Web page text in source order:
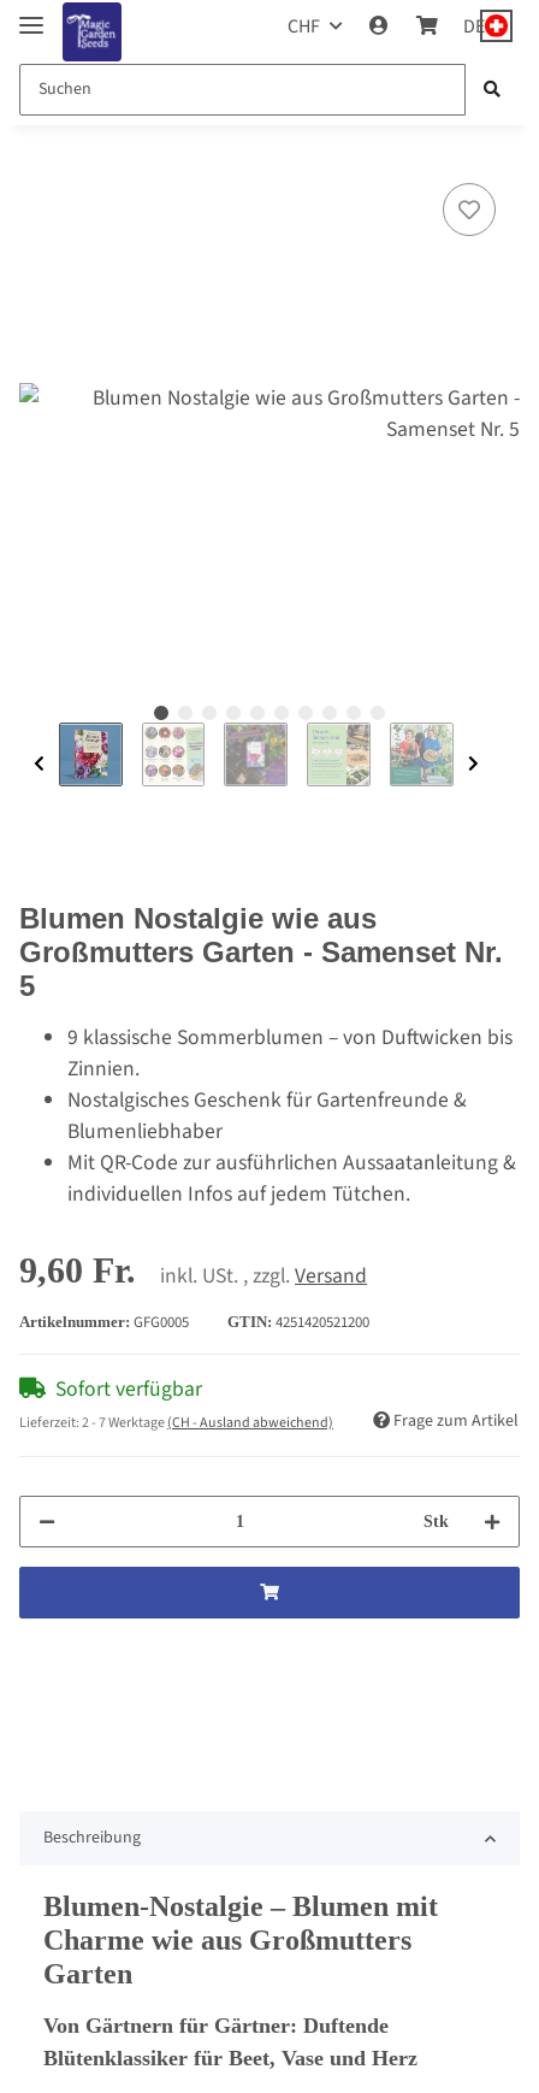
CHF DE
Blumen Nostalgie wie aus
Großmutters Garten - Samenset Nr.
5
9 klassische Sommerblumen – von Duftwicken bis
Zinnien.
Nostalgisches Geschenk für Gartenfreunde &
Blumenliebhaber
Mit QR-Code zur ausführlichen Aussaatanleitung &
individuellen Infos auf jedem Tütchen.
9,60 Fr. inkl. USt. , zzgl. Versand
Artikelnummer: GFG0005 GTIN: 4251420521200
Sofort verfügbar
Lieferzeit:2 - 7 Werktage(CH - Ausland abweichend) Frage zum Artikel
Stk
Beschreibung
Blumen-Nostalgie – Blumen mit
Charme wie aus Großmutters
Garten
Von Gärtnern für Gärtner: Duftende
Blütenklassiker für Beet, Vase und Herz